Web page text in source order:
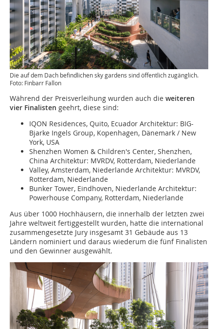
Die auf dem Dach befindlichen sky gardens sind öffentlich zugänglich.
Foto: Finbarr Fallon
Während der Preisverleihung wurden auch die weiteren
vier Finalisten geehrt, diese sind:
IQON Residences, Quito, Ecuador Architektur: BIG-
Bjarke Ingels Group, Kopenhagen, Dänemark / New
York, USA
Shenzhen Women & Children's Center, Shenzhen,
China Architektur: MVRDV, Rotterdam, Niederlande
Valley, Amsterdam, Niederlande Architektur: MVRDV,
Rotterdam, Niederlande
Bunker Tower, Eindhoven, Niederlande Architektur:
Powerhouse Company, Rotterdam, Niederlande
Aus über 1000 Hochhäusern, die innerhalb der letzten zwei
Jahre weltweit fertiggestellt wurden, hatte die international
zusammengesetzte Jury insgesamt 31 Gebäude aus 13
Ländern nominiert und daraus wiederum die fünf Finalisten
und den Gewinner ausgewählt.